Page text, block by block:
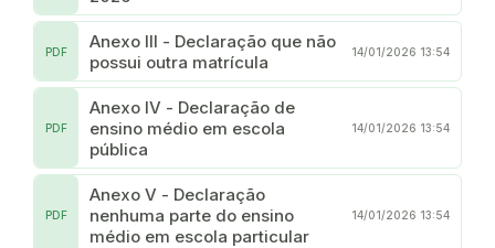
Anexo III - Declaração que não
possui outra matrícula
PDF 14/01/2026 13:54
Anexo IV - Declaração de
ensino médio em escola
pública
PDF 14/01/2026 13:54
Anexo V - Declaração
nenhuma parte do ensino
médio em escola particular
PDF 14/01/2026 13:54